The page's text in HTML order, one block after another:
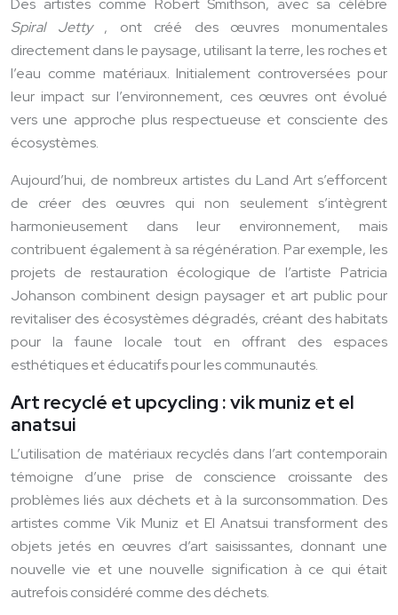
Des artistes comme Robert Smithson, avec sa célèbre
Spiral Jetty , ont créé des œuvres monumentales
directement dans le paysage, utilisant la terre, les roches et
l’eau comme matériaux. Initialement controversées pour
leur impact sur l’environnement, ces œuvres ont évolué
vers une approche plus respectueuse et consciente des
écosystèmes.
Aujourd’hui, de nombreux artistes du Land Art s’efforcent
de créer des œuvres qui non seulement s’intègrent
harmonieusement dans leur environnement, mais
contribuent également à sa régénération. Par exemple, les
projets de restauration écologique de l’artiste Patricia
Johanson combinent design paysager et art public pour
revitaliser des écosystèmes dégradés, créant des habitats
pour la faune locale tout en offrant des espaces
esthétiques et éducatifs pour les communautés.
Art recyclé et upcycling : vik muniz et el
anatsui
L’utilisation de matériaux recyclés dans l’art contemporain
témoigne d’une prise de conscience croissante des
problèmes liés aux déchets et à la surconsommation. Des
artistes comme Vik Muniz et El Anatsui transforment des
objets jetés en œuvres d’art saisissantes, donnant une
nouvelle vie et une nouvelle signification à ce qui était
autrefois considéré comme des déchets.